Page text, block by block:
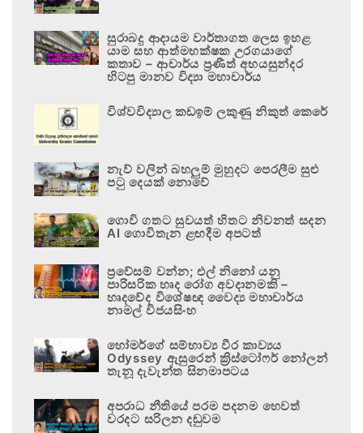
සුරාබදු ආදායම වාර්තාගත ලෙස ඉහළ
යාම සහ ආත්මභක්ෂක උරගයාගේ
කතාව – ආචාර්ය ප්‍රණීත් අභයසුන්දර
හිටපු මානව විද්‍යා මහාචාර්ය
විශ්වවිද්‍යාල කඩඉම් ලකුණු නිකුත් කෙරේ
නැව් වලින් බහලුම් මුහුදට පෙරලීම සුළු
පටු දෙයක් නොවේ
ගොවි ගතට සුවයත් හිතට නිවනත් සදන
AI ගොවිතැන ළඟදීම අපටත්
ප්‍රවේසම් වන්න; එල් නිනෝ යනු
පාරිසරික හෘද රෝග අවදානමකි –
හෘදවේද විශේෂඥ වෛද්‍ය මහාචාර්ය
නාමල් විජයසිංහ
හෝමර්ගේ සම්භාව්‍ය වීර කාව්‍යය
Odyssey ඇසුරෙන් ක්‍රිස්ටෝෆර් නෝලන්
තැනූ දැවැන්ත සිනමාපටය
අපරාධ නීතියේ පරම පදනම හෙවත්
වරදට සරිලන දඬුවම